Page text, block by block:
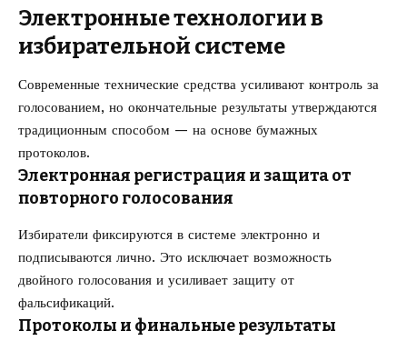
Электронные технологии в
избирательной системе
Современные технические средства усиливают контроль за
голосованием, но окончательные результаты утверждаются
традиционным способом — на основе бумажных
протоколов.
Электронная регистрация и защита от
повторного голосования
Избиратели фиксируются в системе электронно и
подписываются лично. Это исключает возможность
двойного голосования и усиливает защиту от
фальсификаций.
Протоколы и финальные результаты